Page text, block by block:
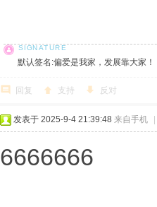
默认签名:偏爱是我家，发展靠大家
回复 支持 反对
发表于 2025-9-4 21:39:48 来自手机
6666666